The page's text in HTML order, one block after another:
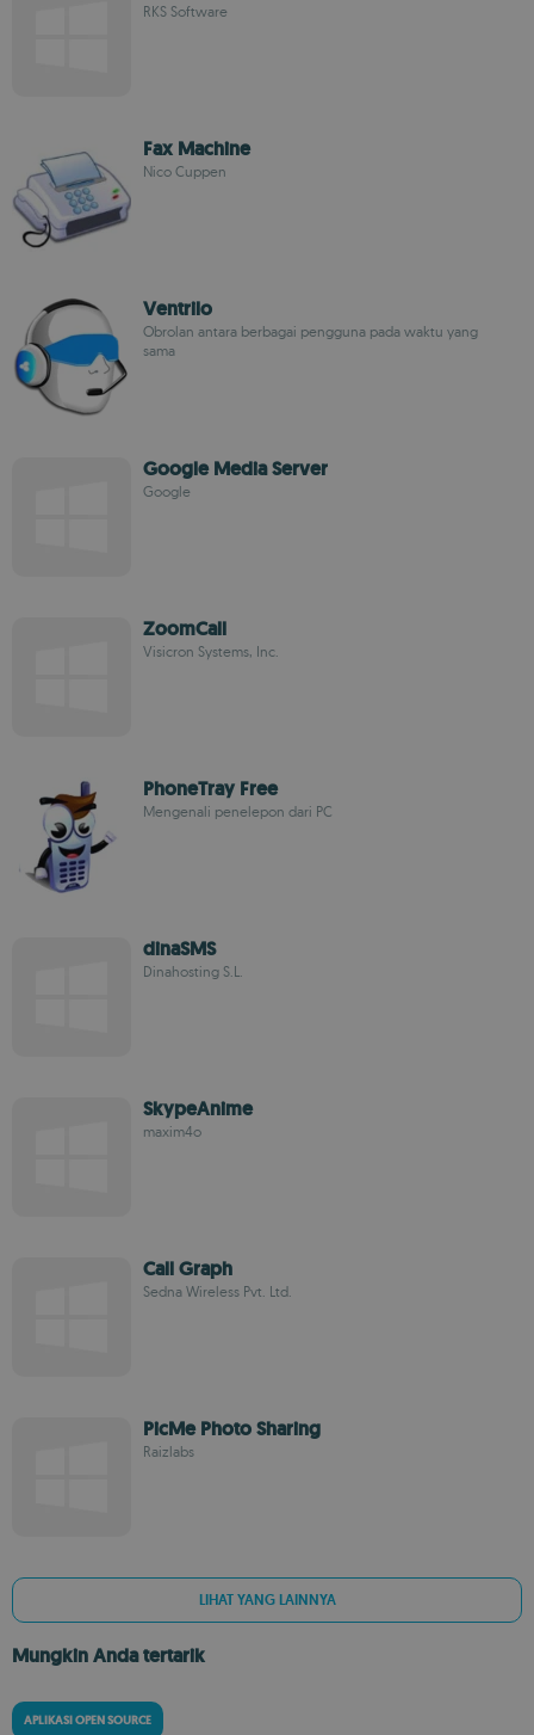
RKS Software
Fax Machine
Nico Cuppen
Ventrilo
Obrolan antara berbagai pengguna pada waktu yang
sama
Google Media Server
Google
ZoomCall
Visicron Systems, Inc.
PhoneTray Free
Mengenali penelepon dari PC
dinaSMS
Dinahosting S.L.
SkypeAnime
maxim4o
Call Graph
Sedna Wireless Pvt. Ltd.
PicMe Photo Sharing
Raizlabs
LIHAT YANG LAINNYA
Mungkin Anda tertarik
APLIKASI OPEN SOURCE